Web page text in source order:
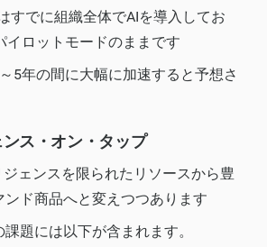
すでに組織全体でAIを導入してお
イロットモードのままです
5年の間に大幅に加速すると予想さ
ス・オン・タップ
ェンスを限られたリソースから豊
ンド商品へと変えつつあります
題には以下が含まれます。